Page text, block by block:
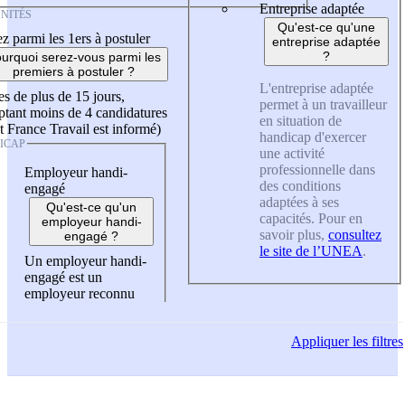
parmi les 1ers à postuler
serez-vous parmi les
premiers à postuler ?
de plus de 15 jours,
moins de 4 candidatures
France Travail est informé)
Employeur handi-
engagé
Qu'est-ce qu'un
employeur handi-
engagé ?
Un employeur handi-
engagé est un
employeur reconnu
Entreprise adaptée
Qu'est-ce qu'une
entreprise adaptée
?
L'entreprise adaptée
permet à un travailleur
en situation de
handicap d'exercer
une activité
professionnelle dans
des conditions
adaptées à ses
capacités. Pour en
savoir plus, consultez
le site de l’UNEA.
Appliquerles filtres